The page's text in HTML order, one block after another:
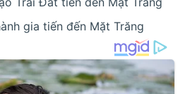
gia tiến đến Mặt Trăng